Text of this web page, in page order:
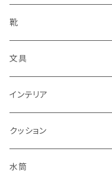
靴
文具
インテリア
クッション
水筒